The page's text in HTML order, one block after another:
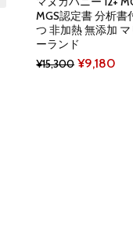
MGS認定書 分析書
つ 非加熱 無添加
ーランド
¥15,300 Original
¥9,180